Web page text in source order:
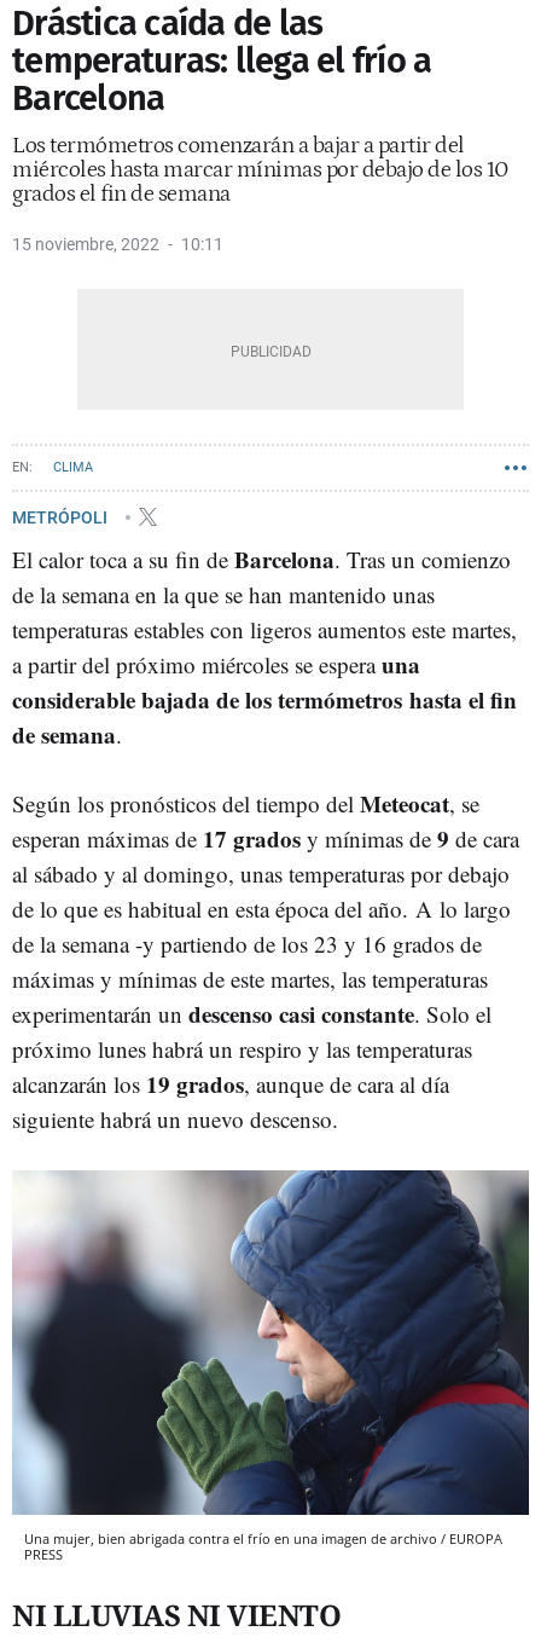
Drástica caída de las
temperaturas: llega el frío a
Barcelona
Los termómetros comenzarán a bajar a partir del
miércoles hasta marcar mínimas por debajo de los 10
grados el fin de semana
15 noviembre, 2022 10:11
CLIMA
METRÓPOLI
El calor toca a su fin de Barcelona. Tras un comienzo
de la semana en la que se han mantenido unas
temperaturas estables con ligeros aumentos este martes,
a partir del próximo miércoles se esperauna
considerable bajada de los termómetros hasta el fin
de semana.
Según los pronósticos del tiempo del Meteocat, se
esperan máximas de 17 grados y mínimas de 9 de cara
al sábado y al domingo, unas temperaturas por debajo
de lo que es habitual en esta época del año. A lo largo
de la semana -y partiendo de los 23 y 16 grados de
máximas y mínimas de este martes, las temperaturas
experimentarán un descenso casi constante. Solo el
próximo lunes habrá un respiro y las temperaturas
alcanzarán los 19 grados, aunque de cara al día
siguiente habrá un nuevo descenso.
Una mujer, bien abrigada contra el frío en una imagen de archivo / EUROPA
PRESS
NI LLUVIAS NI VIENTO